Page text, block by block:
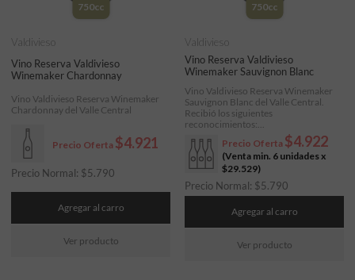
750cc
Vino Reserva Valdivieso
Winemaker Chardonnay
Precio Oferta $4.921
Precio Normal: $5.790
Valdivieso
Vino Valdivieso Reserva Winemaker
Chardonnay del Valle Central
Agregar al carro
Ver producto
750cc
Vino Reserva Valdivieso
Winemaker Sauvignon Blanc
(Venta min. 6 unidades x
$29.529)
Precio Oferta $4.922
Precio Normal: $5.790
Valdivieso
Vino Valdivieso Reserva Winemaker
Sauvignon Blanc del Valle Central.
Recibió los siguientes
reconocimientos:...
Agregar al carro
Ver producto